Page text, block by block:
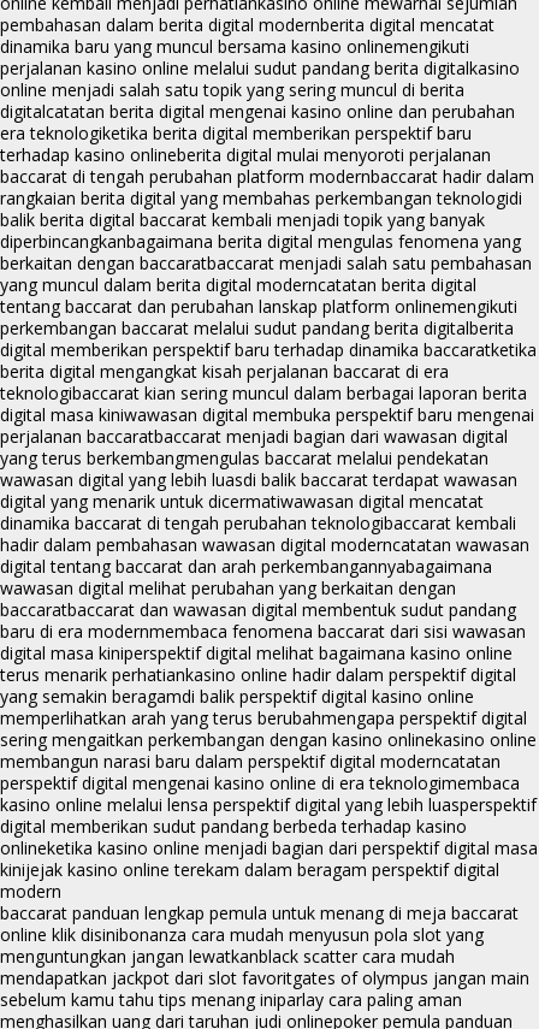
pembahasan dalam berita digital modernberita digital mencatat
dinamika baru yang muncul bersama kasino onlinemengikuti
perjalanan kasino online melalui sudut pandang berita digitalkasino
online menjadi salah satu topik yang sering muncul di berita
digitalcatatan berita digital mengenai kasino online dan perubahan
era teknologiketika berita digital memberikan perspektif baru
terhadap kasino onlineberita digital mulai menyoroti perjalanan
baccarat di tengah perubahan platform modernbaccarat hadir dalam
rangkaian berita digital yang membahas perkembangan teknologidi
balik berita digital baccarat kembali menjadi topik yang banyak
diperbincangkanbagaimana berita digital mengulas fenomena yang
berkaitan dengan baccaratbaccarat menjadi salah satu pembahasan
yang muncul dalam berita digital moderncatatan berita digital
tentang baccarat dan perubahan lanskap platform onlinemengikuti
perkembangan baccarat melalui sudut pandang berita digitalberita
digital memberikan perspektif baru terhadap dinamika baccaratketika
berita digital mengangkat kisah perjalanan baccarat di era
teknologibaccarat kian sering muncul dalam berbagai laporan berita
digital masa kiniwawasan digital membuka perspektif baru mengenai
perjalanan baccaratbaccarat menjadi bagian dari wawasan digital
yang terus berkembangmengulas baccarat melalui pendekatan
wawasan digital yang lebih luasdi balik baccarat terdapat wawasan
digital yang menarik untuk dicermatiwawasan digital mencatat
dinamika baccarat di tengah perubahan teknologibaccarat kembali
hadir dalam pembahasan wawasan digital moderncatatan wawasan
digital tentang baccarat dan arah perkembangannyabagaimana
wawasan digital melihat perubahan yang berkaitan dengan
baccaratbaccarat dan wawasan digital membentuk sudut pandang
baru di era modernmembaca fenomena baccarat dari sisi wawasan
digital masa kiniperspektif digital melihat bagaimana kasino online
terus menarik perhatiankasino online hadir dalam perspektif digital
yang semakin beragamdi balik perspektif digital kasino online
memperlihatkan arah yang terus berubahmengapa perspektif digital
sering mengaitkan perkembangan dengan kasino onlinekasino online
membangun narasi baru dalam perspektif digital moderncatatan
perspektif digital mengenai kasino online di era teknologimembaca
kasino online melalui lensa perspektif digital yang lebih luasperspektif
digital memberikan sudut pandang berbeda terhadap kasino
onlineketika kasino online menjadi bagian dari perspektif digital masa
kinijejak kasino online terekam dalam beragam perspektif digital
modern
baccarat panduan lengkap pemula untuk menang di meja baccarat
online klik disinibonanza cara mudah menyusun pola slot yang
menguntungkan jangan lewatkanblack scatter cara mudah
mendapatkan jackpot dari slot favoritgates of olympus jangan main
sebelum kamu tahu tips menang iniparlay cara paling aman
menghasilkan uang dari taruhan judi onlinepoker pemula panduan